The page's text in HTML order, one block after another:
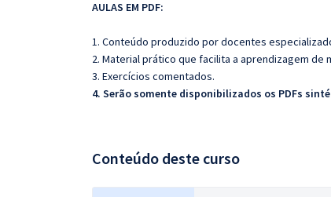
AULAS EM PDF:
1. Conteúdo produzido por docentes
2. Material prático que facilita a aprendizagem de
3. Exercícios comentados.
4. Serão somente disponibilizados os PDFs
Conteúdo deste curso